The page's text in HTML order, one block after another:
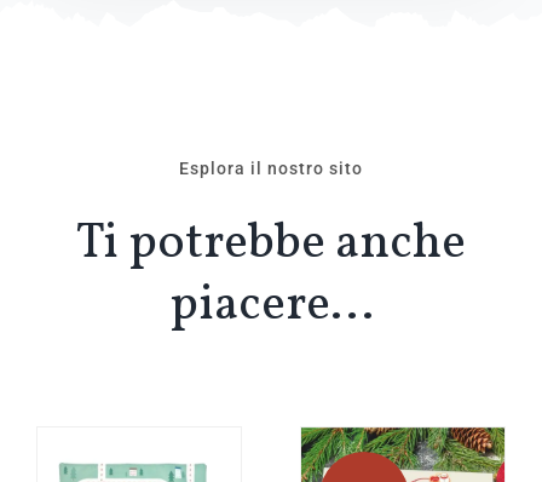
Esplora il nostro sito
Ti potrebbe anche
piacere…